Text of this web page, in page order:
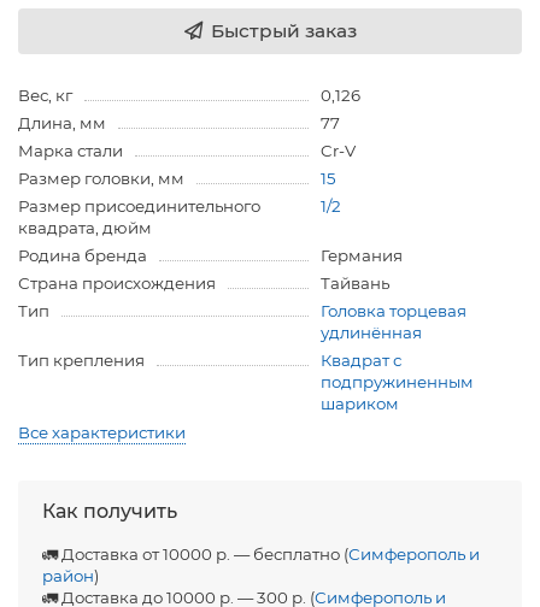
Быстрый заказ
Вес, кг
0,126
Длина, мм
77
Марка стали
Cr-V
Размер головки, мм
15
Размер присоединительного
квадрата, дюйм
1/2
Родина бренда
Германия
Страна происхождения
Тайвань
Тип
Головка торцевая
удлинённая
Тип крепления
Квадрат с
подпружиненным
шариком
Все характеристики
Как получить
🚛 Доставка от 10000 р. — бесплатно (Симферополь и
район)
🚛 Доставка до 10000 р. — 300 р. (Симферополь и